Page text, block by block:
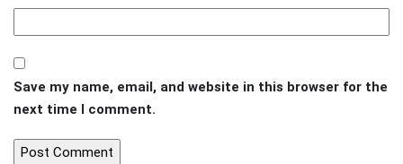
Save my name, email, and website in this browser for the
next time I comment.